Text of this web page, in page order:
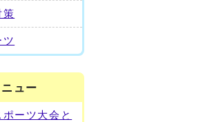
策
ツ
ュー
ーツ大会と